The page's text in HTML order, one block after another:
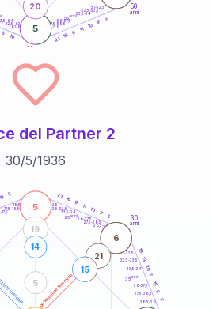
50
anni
60
51-52,5
52,5-53,5
53,5-54
56-57,5
57,5-58,5
58,5-59
61-62,5
62,5-63,5
64 5
17
10
11
9
16
21
10
5 5
20
55anni
del Partner 2
30/5/1936
maschile generazione femminile
30
anni
17,5
17,5-18,5
18,5-19 21-22,5
22,5-23,5
23,5-24
26-27,5
27,5-28,5
28,5-29
31-32,5
32,5-33,5
33,5-34
36-37,5
37,5-38,5
38,5-39
18 5 21
16
9
11
10
17
5
19
13
20
7
15
8
9
5
6
19
14
5
21
15
25anni
35anni